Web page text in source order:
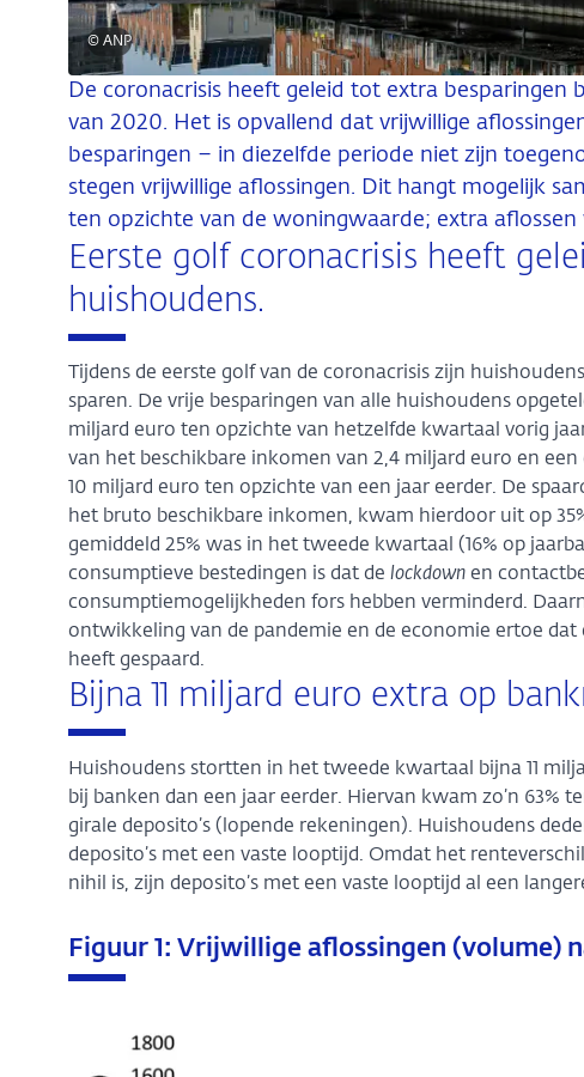
© ANP
De coronacrisis heeft geleid tot extra besparingen
van 2020. Het is opvallend dat vrijwillige
besparingen – in diezelfde periode niet zijn
stegen vrijwillige aflossingen. Dit hangt mogelijk
ten opzichte van de woningwaarde; extra aflossen
Eerste golf coronacrisis heeft
huishoudens.
Tijdens de eerste golf van de coronacrisis zijn
sparen. De vrije besparingen van alle huishoudens
miljard euro ten opzichte van hetzelfde kwartaal vorig
van het beschikbare inkomen van 2,4 miljard euro en
10 miljard euro ten opzichte van een jaar eerder. De
het bruto beschikbare inkomen, kwam hierdoor uit op
gemiddeld 25% was in het tweede kwartaal (16% op
consumptieve bestedingen is dat de lockdownen
consumptiemogelijkheden fors hebben verminderd.
ontwikkeling van de pandemie en de economie ertoe
heeft gespaard.
Bijna 11 miljard euro extra op
Huishoudens stortten in het tweede kwartaal bijna 11
bij banken dan een jaar eerder. Hiervan kwam zo’n 63%
girale deposito’s (lopende rekeningen). Huishoudens
deposito’s met een vaste looptijd. Omdat het
nihil is, zijn deposito’s met een vaste looptijd al een
Figuur 1: Vrijwillige aflossingen (volume)